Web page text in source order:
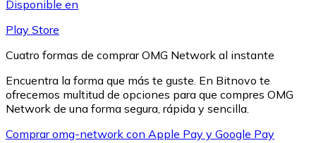
Disponible en
Play Store
Cuatro formas de comprar OMG Network al instante
Encuentra la forma que más te guste. En Bitnovo te
ofrecemos multitud de opciones para que compres OMG
Network de una forma segura, rápida y sencilla.
Comprar omg-network con Apple Pay y Google Pay